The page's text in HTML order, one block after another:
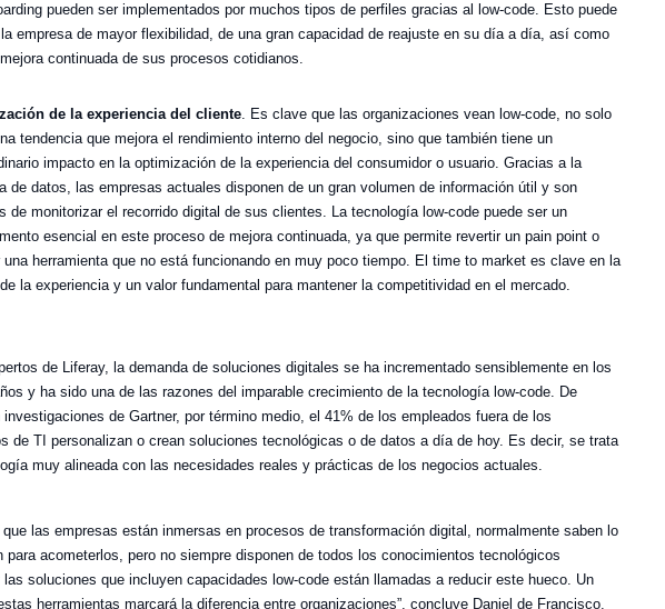
pueden ser implementados por muchos tipos de perfiles gracias al low-code. Esto puede
empresa de mayor flexibilidad, de una gran capacidad de reajuste en su día a día, así como
continuada de sus procesos cotidianos.
de la experiencia del cliente . Es clave que las organizaciones vean low-code, no solo
tendencia que mejora el rendimiento interno del negocio, sino que también tiene un
impacto en la optimización de la experiencia del consumidor o usuario. Gracias a la
de datos, las empresas actuales disponen de un gran volumen de información útil y son
de monitorizar el recorrido digital de sus clientes. La tecnología low-code puede ser un
esencial en este proceso de mejora continuada, ya que permite revertir un pain point o
una herramienta que no está funcionando en muy poco tiempo. El time to market es clave en la
la experiencia y un valor fundamental para mantener la competitividad en el mercado.
de Liferay, la demanda de soluciones digitales se ha incrementado sensiblemente en los
y ha sido una de las razones del imparable crecimiento de la tecnología low-code. De
de Gartner, por término medio, el 41% de los empleados fuera de los
de TI personalizan o crean soluciones tecnológicas o de datos a día de hoy. Es decir, se trata
muy alineada con las necesidades reales y prácticas de los negocios actuales.
que las empresas están inmersas en procesos de transformación digital, normalmente saben lo
para acometerlos, pero no siempre disponen de todos los conocimientos tecnológicos
soluciones que incluyen capacidades low-code están llamadas a reducir este hueco. Un
herramientas marcará la diferencia entre organizaciones”, concluye Daniel de Francisco.